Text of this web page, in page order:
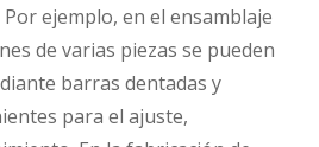
ejemplo, en el ensamblaje
de varias piezas se pueden
barras dentadas y
para el ajuste,